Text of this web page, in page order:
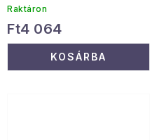
Raktáron
Ft4 064
KOSÁRBA